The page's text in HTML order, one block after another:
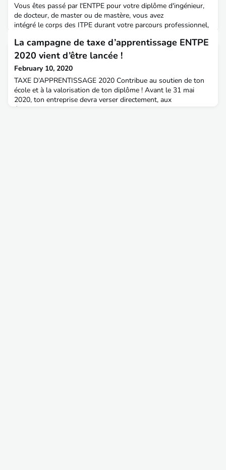
Vous êtes passé par l'ENTPE pour votre diplôme d'ingénieur,
de docteur, de master ou de mastère, vous avez
intégré le corps des ITPE durant votre parcours professionnel,
bienvenus pour contribuer au dynamisme du réseau des
ENTPE Alumni et Ingénieurs des TPE.Nous sommes preneurs
de vos idées, vos remarques, vos suggestions, et aussi...
La campagne de taxe d’apprentissage ENTPE
2020 vient d’être lancée !
February 10, 2020
TAXE D’APPRENTISSAGE 2020 Contribue au soutien de ton
école et à la valorisation de ton diplôme ! Avant le 31 mai
2020, ton entreprise devra verser directement, aux
établissements de formation de son choix, sa taxe